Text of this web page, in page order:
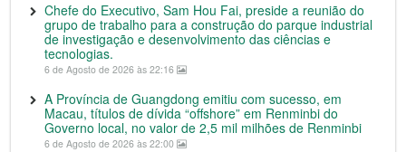
Chefe do Executivo, Sam Hou Fai, preside a reunião do
grupo de trabalho para a construção do parque industrial
de investigação e desenvolvimento das ciências e
tecnologias.
6 de Agosto de 2026 às 22:16
A Província de Guangdong emitiu com sucesso, em
Macau, títulos de dívida “offshore” em Renminbi do
Governo local, no valor de 2,5 mil milhões de Renminbi
6 de Agosto de 2026 às 22:00